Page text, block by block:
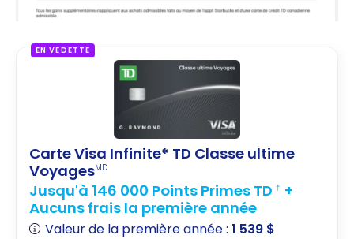
EN VEDETTE
Carte Visa Infinite* TD Classe ultime
VoyagesMD
Jusqu'à 146 000 Points Primes TD † +
Aucuns frais la première année
Valeur de la première année :1 539 $